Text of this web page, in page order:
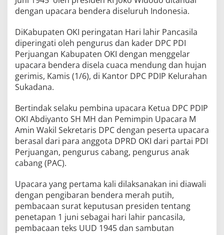
a
e
r
i
g
a
H
r
i
P
a
n
c
s
i
l
a
dengan upacara bendera diseluruh Indonesia.
DiKabupaten OKI peringatan Hari lahir Pancasila
diperingati oleh pengurus dan kader DPC PDI
Perjuangan Kabupaten OKI dengan menggelar
upacara bendera disela cuaca mendung dan hujan
gerimis, Kamis (1/6), di Kantor DPC PDIP Kelurahan
Sukadana.
Bertindak selaku pembina upacara Ketua DPC PDIP
OKI Abdiyanto SH MH dan Pemimpin Upacara M
Amin Wakil Sekretaris DPC dengan peserta upacara
berasal dari para anggota DPRD OKI dari partai PDI
Perjuangan, pengurus cabang, pengurus anak
cabang (PAC).
Upacara yang pertama kali dilaksanakan ini diawali
dengan pengibaran bendera merah putih,
pembacaan surat keputusan presiden tentang
penetapan 1 juni sebagai hari lahir pancasila,
pembacaan teks UUD 1945 dan sambutan